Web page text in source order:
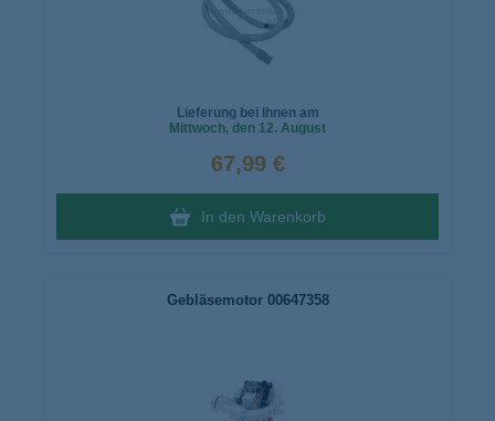
Lieferung bei Ihnen am
Mittwoch, den 12. August
67,99 €
In den Warenkorb
Gebläsemotor 00647358